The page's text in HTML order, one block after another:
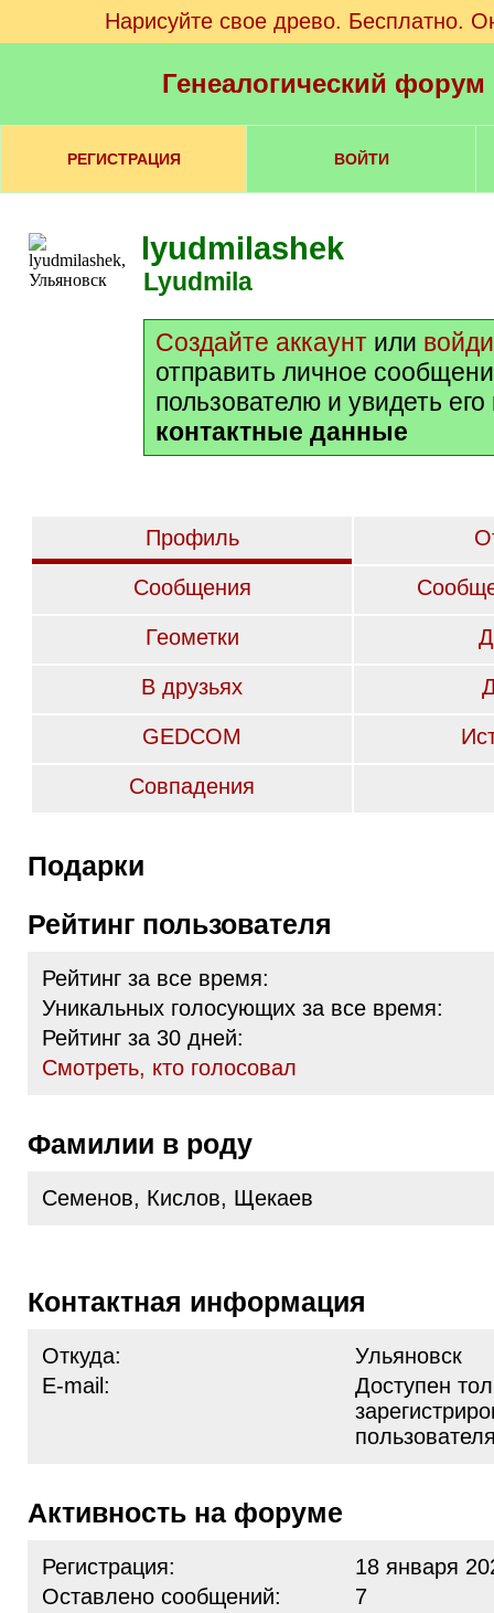
Нарисуйте свое древо. Бесплатно.
Генеалогический
РЕГИСТРАЦИЯ ВОЙТИ
lyudmilashek
Lyudmila
Создайте аккаунт или
отправить личное
пользователю и увидеть
контактные данные
Профиль
Сообщения
Геометки
В друзьях
GEDCOM
Совпадения
Подарки
Рейтинг пользователя
Рейтинг за все время:
Уникальных голосующих за все время:
Рейтинг за 30 дней:
Cмотреть, кто голосовал
Фамилии в роду
Семенов, Кислов, Щекаев
Контактная информация
Откуда:
Ульяновск
E-mail:
Доступен
Активность на форуме
Регистрация:
18 января
Оставлено сообщений:
7